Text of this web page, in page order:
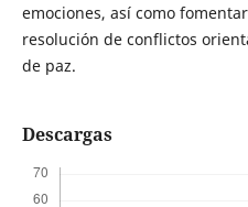
emociones, así como
resolución de conflictos
de paz.
Descargas